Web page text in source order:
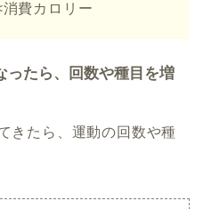
費カロリー
ったら、回数や種目を増
きたら、運動の回数や種